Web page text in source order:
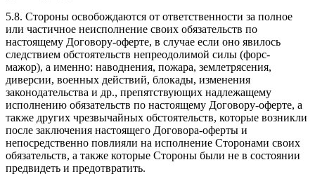
5.8. Стороны освобождаются от ответственности за полное
или частичное неисполнение своих обязательств по
настоящему Договору-оферте, в случае если оно явилось
следствием обстоятельств непреодолимой силы (форс-
мажор), а именно: наводнения, пожара, землетрясения,
диверсии, военных действий, блокады, изменения
законодательства и др., препятствующих надлежащему
исполнению обязательств по настоящему Договору-оферте, а
также других чрезвычайных обстоятельств, которые возникли
после заключения настоящего Договора-оферты и
непосредственно повлияли на исполнение Сторонами своих
обязательств, а также которые Стороны были не в состоянии
предвидеть и предотвратить.